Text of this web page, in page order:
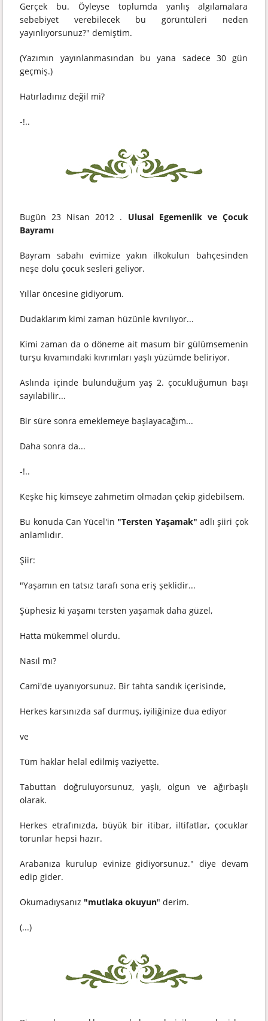
Gerçek bu. Öyleyse toplumda yanlış algılamalara
sebebiyet verebilecek bu görüntüleri neden
yayınlıyorsunuz?" demiştim.
(Yazımın yayınlanmasından bu yana sadece 30 gün
geçmiş.)
Hatırladınız değil mi?
-!..
Bugün 23 Nisan 2012 . Ulusal Egemenlik ve Çocuk
Bayramı
Bayram sabahı evimize yakın ilkokulun bahçesinden
neşe dolu çocuk sesleri geliyor.
Yıllar öncesine gidiyorum.
Dudaklarım kimi zaman hüzünle kıvrılıyor...
Kimi zaman da o döneme ait masum bir gülümsemenin
turşu kıvamındaki kıvrımları yaşlı yüzümde beliriyor.
Aslında içinde bulunduğum yaş 2. çocukluğumun başı
sayılabilir...
Bir süre sonra emeklemeye başlayacağım...
Daha sonra da...
-!..
Keşke hiç kimseye zahmetim olmadan çekip gidebilsem.
Bu konuda Can Yücel'in "Tersten Yaşamak" adlı şiiri çok
anlamlıdır.
Şiir:
"Yaşamın en tatsız tarafı sona eriş şeklidir...
Şüphesiz ki yaşamı tersten yaşamak daha güzel,
Hatta mükemmel olurdu.
Nasıl mı?
Cami'de uyanıyorsunuz. Bir tahta sandık içerisinde,
Herkes karsınızda saf durmuş, iyiliğinize dua ediyor
ve
Tüm haklar helal edilmiş vaziyette.
Tabuttan doğruluyorsunuz, yaşlı, olgun ve ağırbaşlı
olarak.
Herkes etrafınızda, büyük bir itibar, iltifatlar, çocuklar
torunlar hepsi hazır.
Arabanıza kurulup evinize gidiyorsunuz." diye devam
edip gider.
Okumadıysanız "mutlaka okuyun" derim.
(...)